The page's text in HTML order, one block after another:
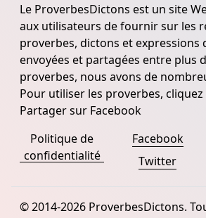
Le ProverbesDictons est un site
aux utilisateurs de fournir sur les
proverbes, dictons et expressions
envoyées et partagées entre plus
proverbes, nous avons de
Pour utiliser les proverbes,
Partager sur Facebook
Politique de
confidentialité
Facebook
Twitter
© 2014-2026 ProverbesDictons.